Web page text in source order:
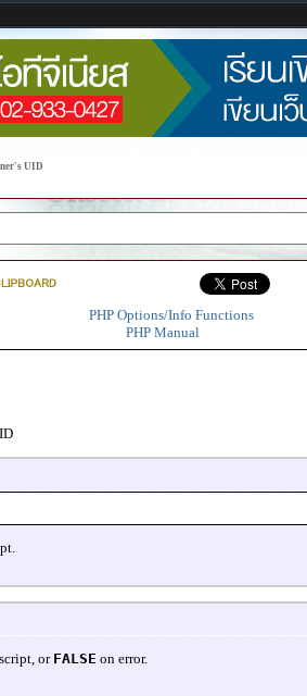
UID
PHP Options/Info Functions
PHP Manual
or FALSE on error.